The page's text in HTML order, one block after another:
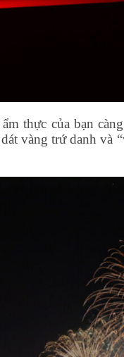
thực của bạn
vàng trứ danh và